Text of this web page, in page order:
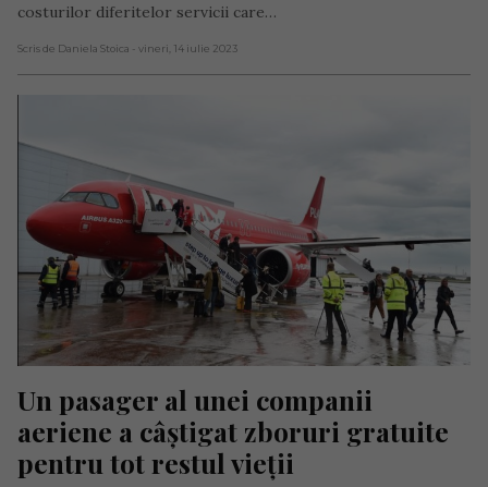
costurilor diferitelor servicii care…
Scris de Daniela Stoica - vineri, 14 iulie 2023
Un pasager al unei companii
aeriene a câștigat zboruri gratuite
pentru tot restul vieții